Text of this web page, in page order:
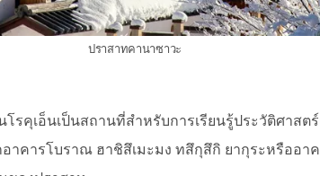
ปราสาทคานาซาวะ
รคุเอ็นเป็นสถานที่สำหรับการเรียนรู้ประวัติศาส
คารโบราณ ฮาชิสึเมะมง ทสึกุสึกิ ยากุระหรืออา